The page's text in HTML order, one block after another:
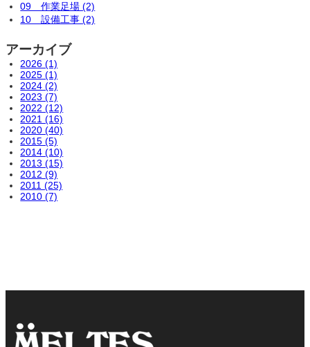
09 作業足場 (2)
10 設備工事 (2)
アーカイブ
2026 (1)
2025 (1)
2024 (2)
2023 (7)
2022 (12)
2021 (16)
2020 (40)
2015 (5)
2014 (10)
2013 (15)
2012 (9)
2011 (25)
2010 (7)